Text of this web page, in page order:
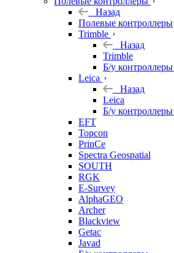
Назад
Полевые контроллеры
Trimble
Назад
Trimble
Б/у
Leica
Назад
Leica
Б/у
EFT
Topcon
PrinCe
Spectra Geospatial
SOUTH
RGK
E-Survey
AlphaGEO
Archer
Blackview
Getac
Javad